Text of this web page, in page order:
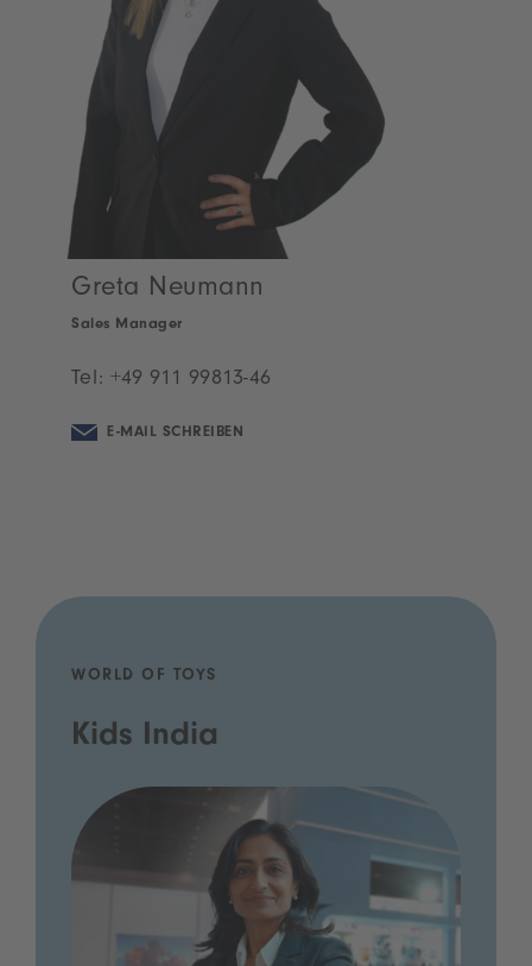
Greta Neumann
Sales Manager
Tel: +49 911 99813-46
E-MAIL SCHREIBEN
WORLD OF TOYS
Kids India